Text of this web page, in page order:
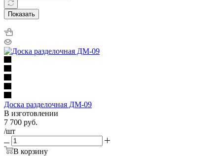
Показать
Доска разделочная ДМ-09
В изготовлении
7 700 руб.
/шт
В корзину